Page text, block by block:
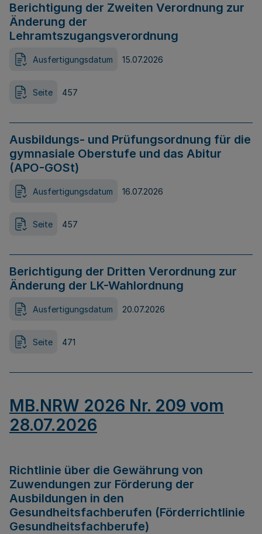
Berichtigung der Zweiten Verordnung zur
Änderung der
Lehramtszugangsverordnung
Ausfertigungsdatum 15.07.2026
Seite 457
Ausbildungs- und Prüfungsordnung für die
gymnasiale Oberstufe und das Abitur
(APO-GOSt)
Ausfertigungsdatum 16.07.2026
Seite 457
Berichtigung der Dritten Verordnung zur
Änderung der LK-Wahlordnung
Ausfertigungsdatum 20.07.2026
Seite 471
MB.NRW 2026 Nr. 209 vom
28.07.2026
Richtlinie über die Gewährung von
Zuwendungen zur Förderung der
Ausbildungen in den
Gesundheitsfachberufen (Förderrichtlinie
Gesundheitsfachberufe)